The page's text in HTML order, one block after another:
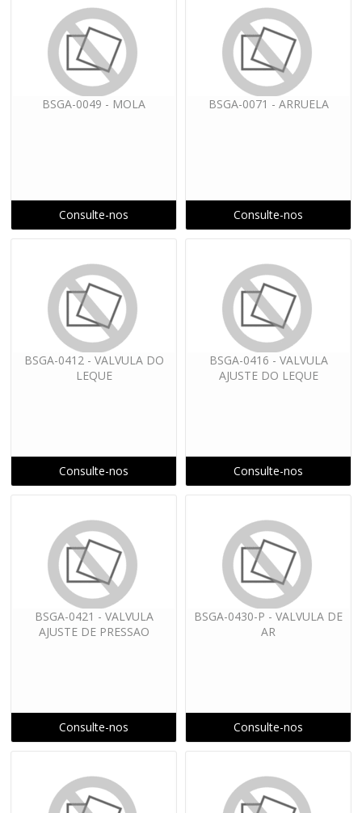
BSGA-0049 - MOLA
Consulte-nos
BSGA-0071 - ARRUELA
Consulte-nos
BSGA-0412 - VALVULA DO
LEQUE
Consulte-nos
BSGA-0416 - VALVULA
AJUSTE DO LEQUE
Consulte-nos
BSGA-0421 - VALVULA
AJUSTE DE PRESSAO
Consulte-nos
BSGA-0430-P - VALVULA DE
AR
Consulte-nos